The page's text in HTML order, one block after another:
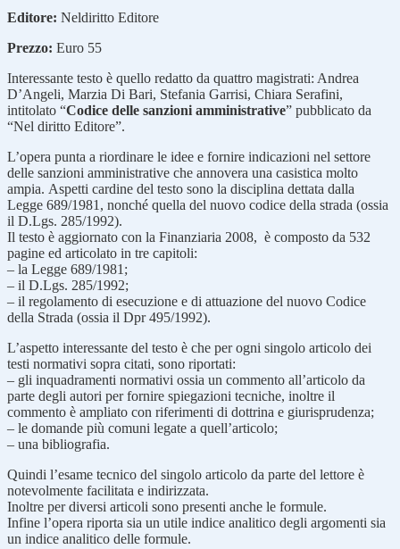
Editore: Neldiritto Editore
Prezzo: Euro 55
Interessante testo è quello redatto da quattro magistrati: Andrea
D’Angeli, Marzia Di Bari, Stefania Garrisi, Chiara Serafini,
intitolato “Codice delle sanzioni amministrative” pubblicato da
“Nel diritto Editore”.
L’opera punta a riordinare le idee e fornire indicazioni nel settore
delle sanzioni amministrative che annovera una casistica molto
ampia. Aspetti cardine del testo sono la disciplina dettata dalla
Legge 689/1981, nonché quella del nuovo codice della strada (ossia
il D.Lgs. 285/1992).
Il testo è aggiornato con la Finanziaria 2008, è composto da 532
pagine ed articolato in tre capitoli:
– la Legge 689/1981;
– il D.Lgs. 285/1992;
– il regolamento di esecuzione e di attuazione del nuovo Codice
della Strada (ossia il Dpr 495/1992).
L’aspetto interessante del testo è che per ogni singolo articolo dei
testi normativi sopra citati, sono riportati:
– gli inquadramenti normativi ossia un commento all’articolo da
parte degli autori per fornire spiegazioni tecniche, inoltre il
commento è ampliato con riferimenti di dottrina e giurisprudenza;
– le domande più comuni legate a quell’articolo;
– una bibliografia.
Quindi l’esame tecnico del singolo articolo da parte del lettore è
notevolmente facilitata e indirizzata.
Inoltre per diversi articoli sono presenti anche le formule.
Infine l’opera riporta sia un utile indice analitico degli argomenti sia
un indice analitico delle formule.